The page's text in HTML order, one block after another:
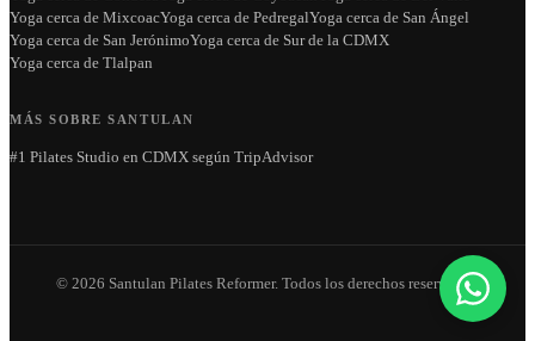
Yoga cerca de MixcoacYoga cerca de PedregalYoga cerca de San Ángel
Yoga cerca de San JerónimoYoga cerca de Sur de la CDMX
Yoga cerca de Tlalpan
MÁS SOBRE SANTULAN
#1 Pilates Studio en CDMX según TripAdvisor
© 2026 Santulan Pilates Reformer. Todos los derechos reservados.